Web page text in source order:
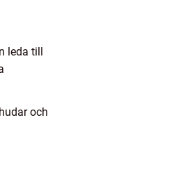
till
och